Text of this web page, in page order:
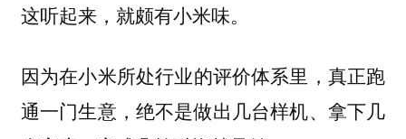
这听起来，就颇有小米味。
因为在小米所处行业的评价体系里，真正跑
通一门生意，绝不是做出几台样机、拿下几